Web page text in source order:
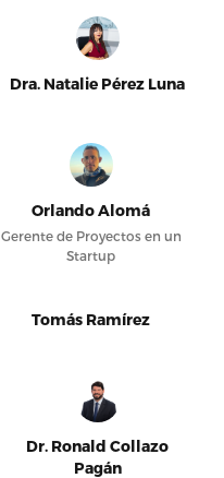
Dra. Natalie Pérez Luna
Orlando Alomá
Gerente de Proyectos en un
Startup
Tomás Ramírez
Dr. Ronald Collazo
Pagán